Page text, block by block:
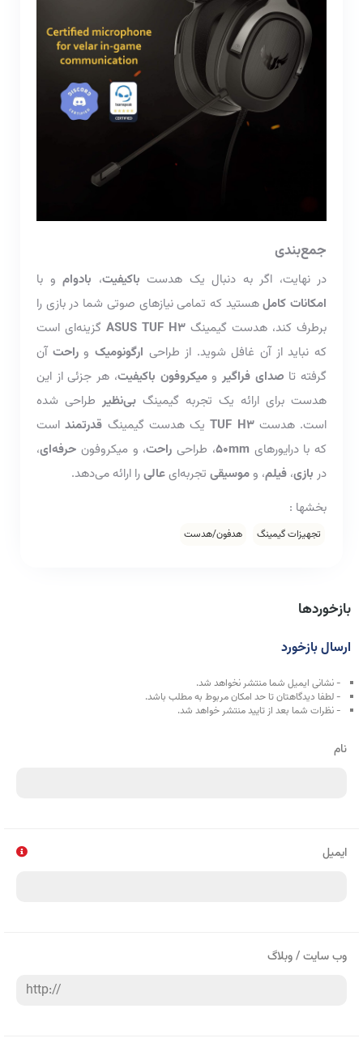
جمع‌بندی
در نهایت، اگر به دنبال یک هدست باکیفیت، بادوام و با
امکانات کاملهستید که تمامی نیازهای صوتی شما در بازی را
برطرف کند، هدست گیمینگ ASUS TUF H3 گزینه‌ای است
که نباید از آن غافل شوید. از طراحی ارگونومیک وراحتآن
گرفته تا صدای فراگیر ومیکروفون باکیفیت، هر جزئی از این
هدست برای ارائه یک تجربه گیمینگ بی‌نظیر طراحی شده
است. هدستTUF H3یک هدست گیمینگ قدرتمند است
که با درایورهای 50mm، طراحی راحت، و میکروفون حرفه‌ای،
در بازی‌، فیلم، وموسیقی تجربه‌ایعالیرا ارائه می‌دهد.
بخشها :
تجهیزات گیمینگ هدفون/هدست
بازخوردها
ارسال بازخورد
- نشانی ایمیل شما منتشر نخواهد شد.
- لطفا دیدگاهتان تا حد امکان مربوط به مطلب باشد.
- نظرات شما بعد از تایید منتشر خواهد شد.
نام
ایمیل
وب سایت / وبلاگ